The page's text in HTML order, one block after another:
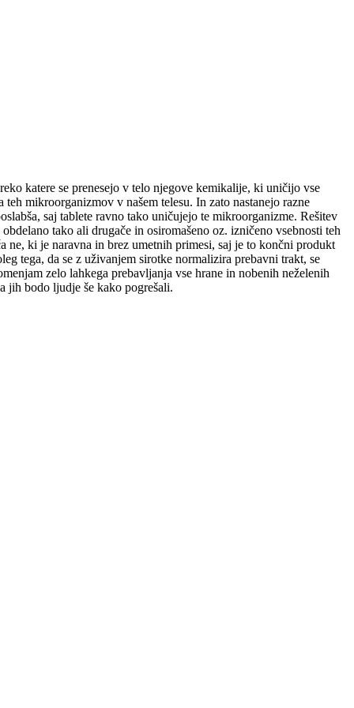
katere se prenesejo v telo njegove kemikalije, ki uničijo vse
mikroorganizmov v našem telesu. In zato nastanejo razne
saj tablete ravno tako uničujejo te mikroorganizme. Rešitev
tako ali drugače in osiromašeno oz. izničeno vsebnosti teh
ki je naravna in brez umetnih primesi, saj je to končni produkt
tega, da se z uživanjem sirotke normalizira prebavni trakt, se
zelo lahkega prebavljanja vse hrane in nobenih neželenih
jih bodo ljudje še kako pogrešali.